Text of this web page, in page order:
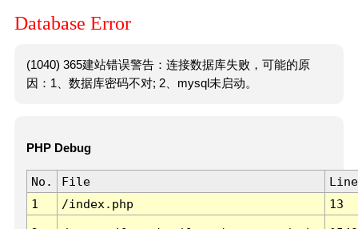
Database Error
(1040) 365建站错误警告：连接数据库失败，可能的原
因：1、数据库密码不对; 2、mysql未启动。
PHP Debug
No. File
Line
1
/index.php 13